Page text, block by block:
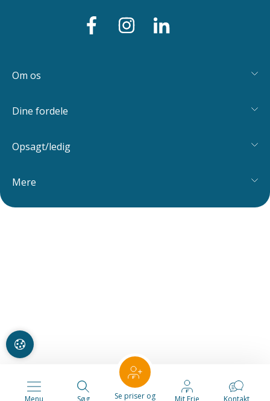
Menu Søg Se priser og Mit Frie Kontakt
Om os
Dine fordele
Opsagt/ledig
Mere